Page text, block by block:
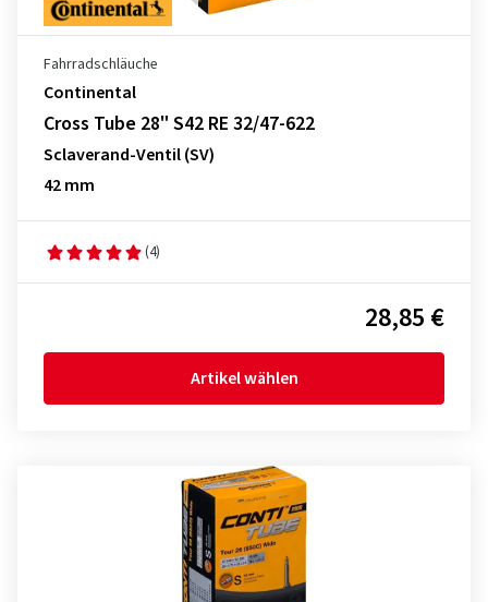
Fahrradschläuche
Continental
Cross Tube 28" S42 RE 32/47-622
Sclaverand-Ventil (SV)
42 mm
(4)
28,85 €
Artikel wählen